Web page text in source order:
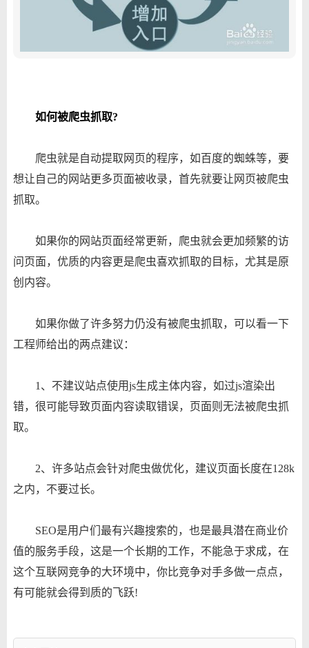
如何被爬虫抓取?
爬虫就是自动提取网页的程序，如百度的蜘蛛等，要
想让自己的网站更多页面被收录，首先就要让网页被爬虫
抓取。
如果你的网站页面经常更新，爬虫就会更加频繁的访
问页面，优质的内容更是爬虫喜欢抓取的目标，尤其是原
创内容。
如果你做了许多努力仍没有被爬虫抓取，可以看一下
工程师给出的两点建议：
1、不建议站点使用js生成主体内容，如过js渲染出
错，很可能导致页面内容读取错误，页面则无法被爬虫抓
取。
2、许多站点会针对爬虫做优化，建议页面长度在128k
之内，不要过长。
SEO是用户们最有兴趣搜索的，也是最具潜在商业价
值的服务手段，这是一个长期的工作，不能急于求成，在
这个互联网竞争的大环境中，你比竞争对手多做一点点，
有可能就会得到质的飞跃!